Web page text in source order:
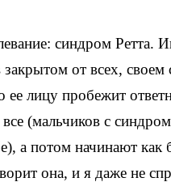
синдром Ретта.
от всех, своем
ее лицу пробежит
все (мальчиков с
а потом начинают
она, и я даже не